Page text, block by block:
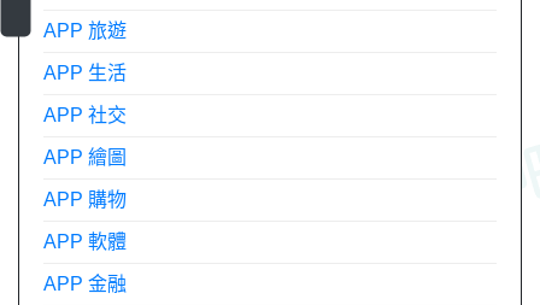
APP 旅遊
APP 生活
APP 社交
APP 繪圖
APP 購物
APP 軟體
APP 金融